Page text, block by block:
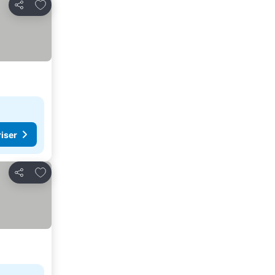
Del
Legg til i favoritter
Del
Legg til i favoritter